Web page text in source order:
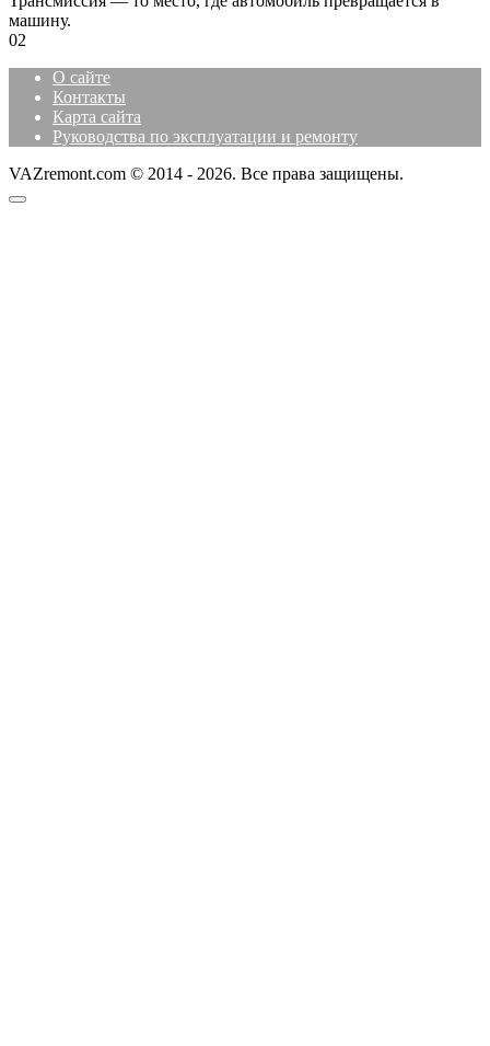
машину.
02
О сайте
Контакты
Карта сайта
Руководства по эксплуатации и ремонту
VAZremont.com © 2014 - 2026. Все права защищены.